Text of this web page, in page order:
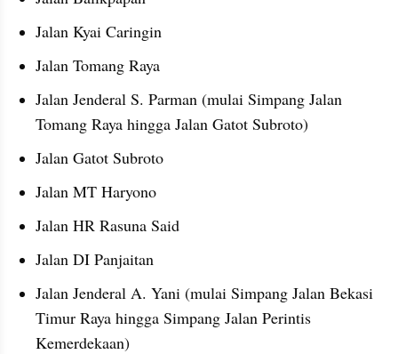
Jalan Kyai Caringin
Jalan Tomang Raya
Jalan Jenderal S. Parman (mulai Simpang Jalan
Tomang Raya hingga Jalan Gatot Subroto)
Jalan Gatot Subroto
Jalan MT Haryono
Jalan HR Rasuna Said
Jalan DI Panjaitan
Jalan Jenderal A. Yani (mulai Simpang Jalan Bekasi
Timur Raya hingga Simpang Jalan Perintis
Kemerdekaan)